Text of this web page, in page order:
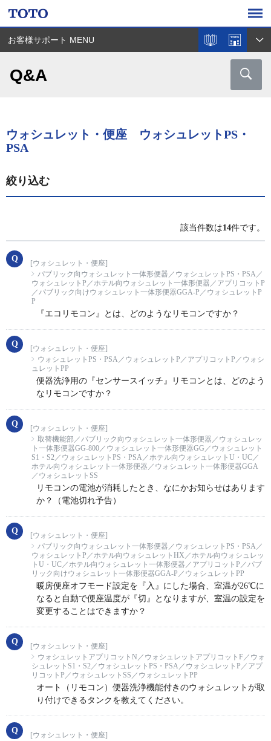
お客様サポート MENU
Q&A
ウォシュレット・便座 ウォシュレットPS・
PSA
絞り込む
該当件数は14件です。
[ウォシュレット・便座]
パブリック向ウォシュレット一体形便器／ウォシュレットPS・PSA／
ウォシュレットP／ホテル向ウォシュレット一体形便器／アプリコットP
／パブリック向けウォシュレット一体形便器GGA-P／ウォシュレットP
P
『エコリモコン』とは、どのようなリモコンですか？
[ウォシュレット・便座]
ウォシュレットPS・PSA／ウォシュレットP／アプリコットP／ウォシ
ュレットPP
便器洗浄用の『センサースイッチ』リモコンとは、どのよう
なリモコンですか？
[ウォシュレット・便座]
取替機能部／パブリック向ウォシュレット一体形便器／ウォシュレッ
ト一体形便器GG-800／ウォシュレット一体形便器GG／ウォシュレット
S1・S2／ウォシュレットPS・PSA／ホテル向ウォシュレットU・UC／
ホテル向ウォシュレット一体形便器／ウォシュレット一体形便器GGA
／ウォシュレットSS
リモコンの電池が消耗したとき、なにかお知らせはあります
か？（電池切れ予告）
[ウォシュレット・便座]
パブリック向ウォシュレット一体形便器／ウォシュレットPS・PSA／
ウォシュレットP／ホテル向ウォシュレットHX／ホテル向ウォシュレッ
トU・UC／ホテル向ウォシュレット一体形便器／アプリコットP／パブ
リック向けウォシュレット一体形便器GGA-P／ウォシュレットPP
暖房便座オフモード設定を『入』にした場合、室温が26℃に
なると自動で便座温度が『切』となりますが、室温の設定を
変更することはできますか？
[ウォシュレット・便座]
ウォシュレットアプリコットN／ウォシュレットアプリコットF／ウォ
シュレットS1・S2／ウォシュレットPS・PSA／ウォシュレットP／アプ
リコットP／ウォシュレットSS／ウォシュレットPP
オート（リモコン）便器洗浄機能付きのウォシュレットが取
り付けできるタンクを教えてください。
[ウォシュレット・便座]